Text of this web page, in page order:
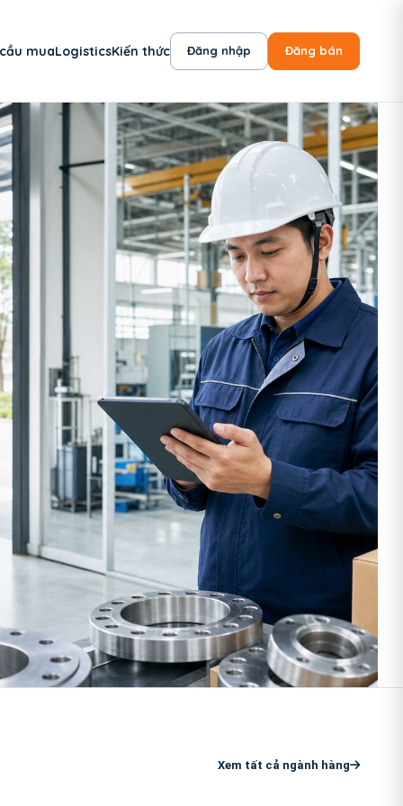
muaLogisticsKiến thức Đăng nhập Đăng bán
Xem tất cả ngành hàng